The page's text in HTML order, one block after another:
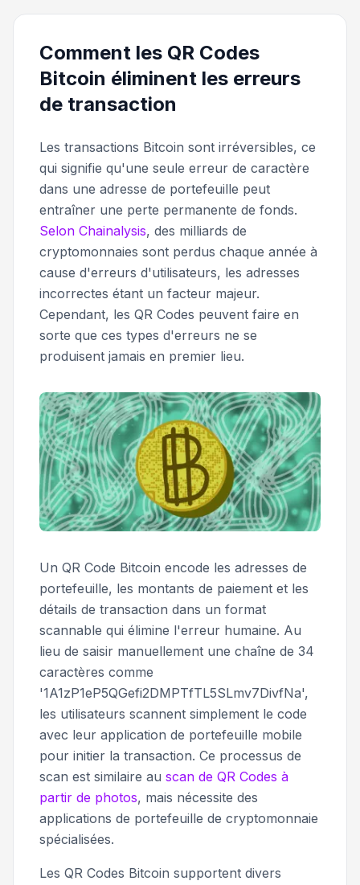
Comment les QR Codes
Bitcoin éliminent les erreurs
de transaction
Les transactions Bitcoin sont irréversibles, ce
qui signifie qu'une seule erreur de caractère
dans une adresse de portefeuille peut
entraîner une perte permanente de fonds.
Selon Chainalysis, des milliards de
cryptomonnaies sont perdus chaque année à
cause d'erreurs d'utilisateurs, les adresses
incorrectes étant un facteur majeur.
Cependant, les QR Codes peuvent faire en
sorte que ces types d'erreurs ne se
produisent jamais en premier lieu.
Un QR Code Bitcoin encode les adresses de
portefeuille, les montants de paiement et les
détails de transaction dans un format
scannable qui élimine l'erreur humaine. Au
lieu de saisir manuellement une chaîne de 34
caractères comme
'1A1zP1eP5QGefi2DMPTfTL5SLmv7DivfNa',
les utilisateurs scannent simplement le code
avec leur application de portefeuille mobile
pour initier la transaction. Ce processus de
scan est similaire au scan de QR Codes à
partir de photos, mais nécessite des
applications de portefeuille de cryptomonnaie
spécialisées.
Les QR Codes Bitcoin supportent divers